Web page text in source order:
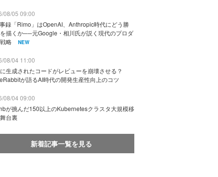
08/05 09:00
録「Rimo」はOpenAI、Anthropic時代にどう勝
描くか──元Google・相川氏が説く現代のプロダ
略
NEW
08/04 11:00
生成されたコードがレビューを崩壊させる？
が語るAI時代の開発生産性向上のコツ
08/04 09:00
が挑んだ150以上のKubernetesクラスタ大規模移
台裏
新着記事一覧を見る